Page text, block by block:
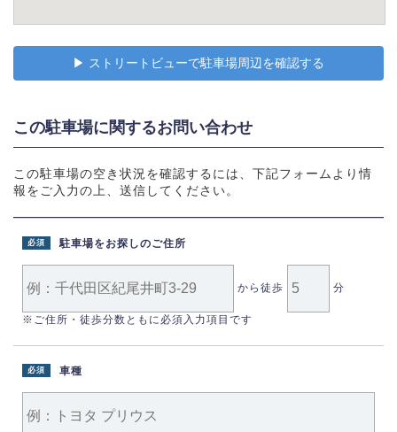
▶︎ ストリートビューで駐車場周辺を確認する
この駐車場に関するお問い合わせ
この駐車場の空き状況を確認するには、下記フォームより情
報をご入力の上、送信してください。
駐車場をお探しのご住所
必須
から徒歩 分
※ご住所・徒歩分数ともに必須入力項目です
車種
必須